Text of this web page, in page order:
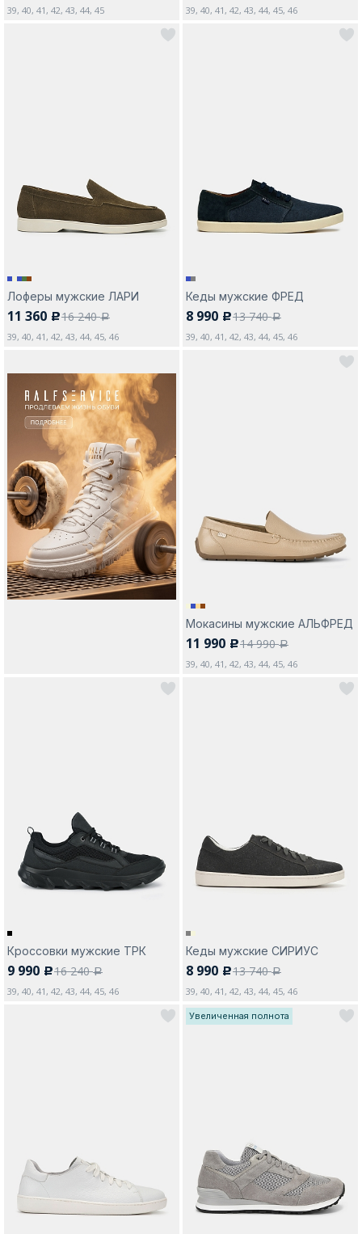
39, 40, 41, 42, 43, 44, 45 39, 40, 41, 42, 43, 44, 45, 46
Лоферы мужские ЛАРИ
11 360 c16 240a
39, 40, 41, 42, 43, 44, 45, 46
Кеды мужские ФРЕД
8 990 c13 740a
39, 40, 41, 42, 43, 44, 45, 46
Мокасины мужские АЛЬФРЕД
11 990 c14 990a
39, 40, 41, 42, 43, 44, 45, 46
Кроссовки мужские ТРК
9 990 c16 240a
39, 40, 41, 42, 43, 44, 45, 46
Кеды мужские СИРИУС
8 990 c13 740a
39, 40, 41, 42, 43, 44, 45, 46
Увеличенная полнота